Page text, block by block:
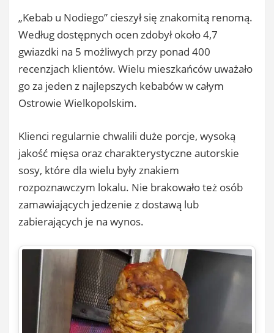
„Kebab u Nodiego” cieszył się znakomitą renomą.
Według dostępnych ocen zdobył około 4,7
gwiazdki na 5 możliwych przy ponad 400
recenzjach klientów. Wielu mieszkańców uważało
go za jeden z najlepszych kebabów w całym
Ostrowie Wielkopolskim.
Klienci regularnie chwalili duże porcje, wysoką
jakość mięsa oraz charakterystyczne autorskie
sosy, które dla wielu były znakiem
rozpoznawczym lokalu. Nie brakowało też osób
zamawiających jedzenie z dostawą lub
zabierających je na wynos.